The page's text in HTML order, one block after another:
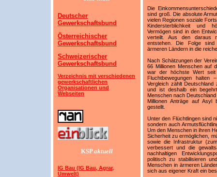
Deutscher
Gewerkschaftsbund
Österreichischer
Gewerkschaftsbund
Schweizerischer
Gewerkschaftsbund
Verzeichnis mit verschiedenen
gewerkschaftlichen
Organisationen und
Webseiten
KSPaktuell
IG Bau (IG Bau, Agrar,
Umwelt)
Die
sind groß. Die absolute
vielen Regionen soziale
Kindersterblichkeit und
Vermögen sind in den
verteilt. Aus den daraus
entstehen. Die Folge
ärmeren Ländern in die
Nach Schätzungen der
66 Millionen Menschen auf
war der höchste Wert
Fluchtbewegungen
Vergleich zählt
und ist deshalb ein
Menschen nach
Millionen Anträge auf Asyl
gestellt.
Unter den Flüchtlingen sind
sondern auch
Um den Menschen in ihren
Sicherheit zu ermöglichen,
sowie die Infrastruktur
verbessert und die
nachhaltigen
politisch zu stabilisieren
Menschen in ärmeren
sich aus eigener Kraft ein